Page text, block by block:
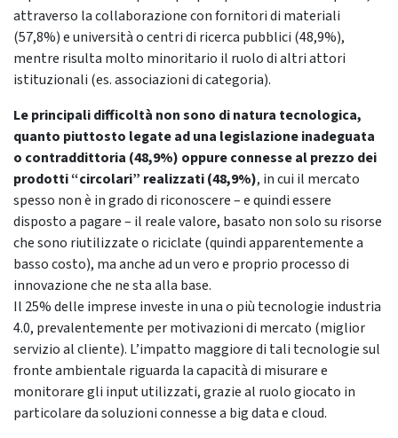
attraverso la collaborazione con fornitori di materiali
(57,8%) e università o centri di ricerca pubblici (48,9%),
mentre risulta molto minoritario il ruolo di altri attori
istituzionali (es. associazioni di categoria).
Le principali difficoltà non sono di natura tecnologica,
quanto piuttosto legate ad una legislazione inadeguata
o contraddittoria (48,9%) oppure connesse al prezzo dei
prodotti “circolari” realizzati (48,9%), in cui il mercato
spesso non è in grado di riconoscere – e quindi essere
disposto a pagare – il reale valore, basato non solo su risorse
che sono riutilizzate o riciclate (quindi apparentemente a
basso costo), ma anche ad un vero e proprio processo di
innovazione che ne sta alla base.
Il 25% delle imprese investe in una o più tecnologie industria
4.0, prevalentemente per motivazioni di mercato (miglior
servizio al cliente). L’impatto maggiore di tali tecnologie sul
fronte ambientale riguarda la capacità di misurare e
monitorare gli input utilizzati, grazie al ruolo giocato in
particolare da soluzioni connesse a big data e cloud.